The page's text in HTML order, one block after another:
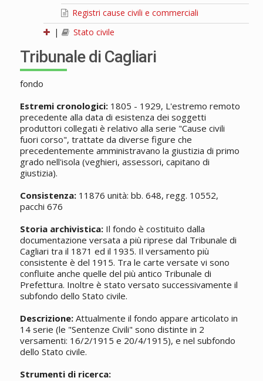
Registri cause civili e commerciali
|
Stato civile
Tribunale di Cagliari
fondo
Estremi cronologici:1805 - 1929, L'estremo remoto
precedente alla data di esistenza dei soggetti
produttori collegati è relativo alla serie "Cause civili
fuori corso", trattate da diverse figure che
precedentemente amministravano la giustizia di primo
grado nell'isola (veghieri, assessori, capitano di
giustizia).
Consistenza:11876 unità: bb. 648, regg. 10552,
pacchi 676
Storia archivistica:Il fondo è costituito dalla
documentazione versata a più riprese dal Tribunale di
Cagliari tra il 1871 ed il 1935. Il versamento più
consistente è del 1915. Tra le carte versate vi sono
confluite anche quelle del più antico Tribunale di
Prefettura. Inoltre è stato versato successivamente il
subfondo dello Stato civile.
Descrizione:Attualmente il fondo appare articolato in
14 serie (le "Sentenze Civili" sono distinte in 2
versamenti: 16/2/1915 e 20/4/1915), e nel subfondo
dello Stato civile.
Strumenti di ricerca: